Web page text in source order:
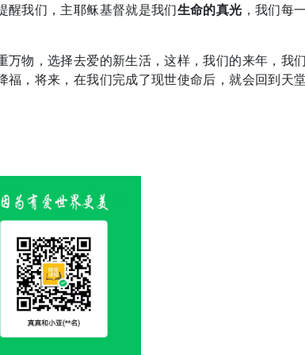
醒我们，主耶稣基督就是我们生命的真光 ，我们每
万物，选择去爱的新生活，这样，我们的来年，我
福，将来，在我们完成了现世使命后，就会回到天